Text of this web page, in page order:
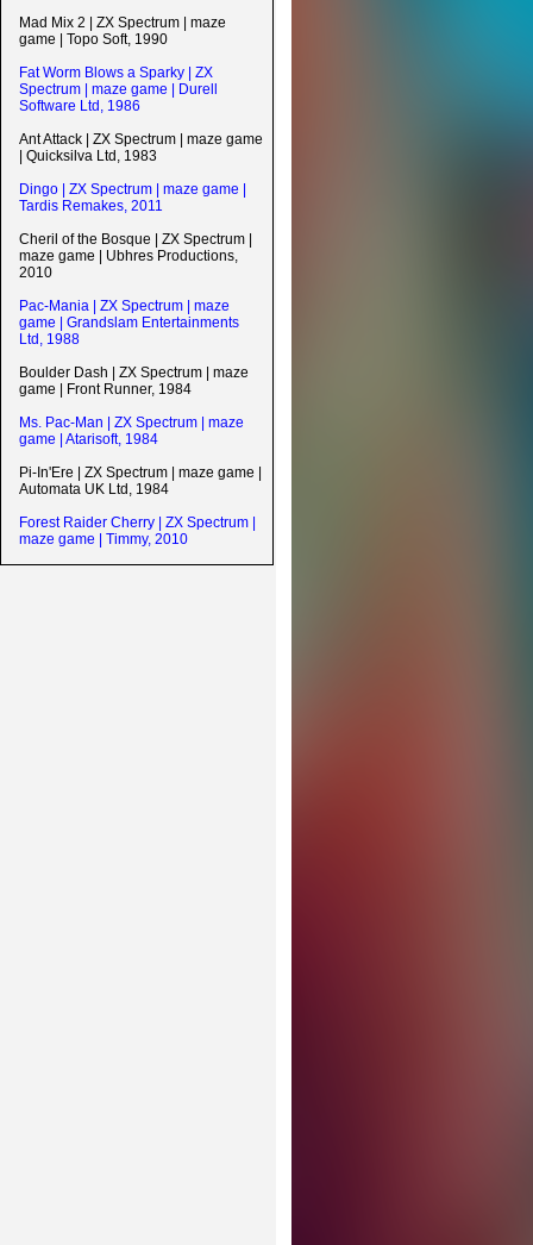
Mad Mix 2 | ZX Spectrum | maze
game | Topo Soft, 1990
Fat Worm Blows a Sparky | ZX
Spectrum | maze game | Durell
Software Ltd, 1986
Ant Attack | ZX Spectrum | maze game
| Quicksilva Ltd, 1983
Dingo | ZX Spectrum | maze game |
Tardis Remakes, 2011
Cheril of the Bosque | ZX Spectrum |
maze game | Ubhres Productions,
2010
Pac-Mania | ZX Spectrum | maze
game | Grandslam Entertainments
Ltd, 1988
Boulder Dash | ZX Spectrum | maze
game | Front Runner, 1984
Ms. Pac-Man | ZX Spectrum | maze
game | Atarisoft, 1984
Pi-In'Ere | ZX Spectrum | maze game |
Automata UK Ltd, 1984
Forest Raider Cherry | ZX Spectrum |
maze game | Timmy, 2010